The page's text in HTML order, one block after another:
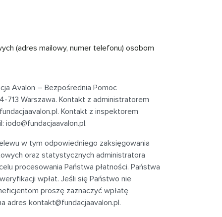
(adres mailowy, numer telefonu) osobom
Avalon – Bezpośrednia Pomoc
713 Warszawa. Kontakt z administratorem
. Kontakt z inspektorem
iodo@fundacjaavalon.pl.
w tym odpowiedniego zaksięgowania
oraz statystycznych administratora
procesowania Państwa płatności. Państwa
wpłat. Jeśli się Państwo nie
proszę zaznaczyć wpłatę
adreskontakt@fundacjaavalon.pl.